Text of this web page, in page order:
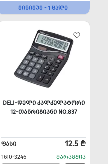
ᲛᲘᲜᲘᲛᲣᲛ - 1 ᲪᲐᲚᲘ
DELI-ᲓᲔᲚᲘ ᲙᲐᲚᲙᲣᲚᲐᲢᲝᲠᲘ
12-ᲗᲐᲜᲠᲘᲒᲘᲐᲜᲘ NO.837
ᲤᲐᲡᲘ 12.5 ₾
1610-3246 ᲛᲐᲠᲐᲒᲨᲘᲐ